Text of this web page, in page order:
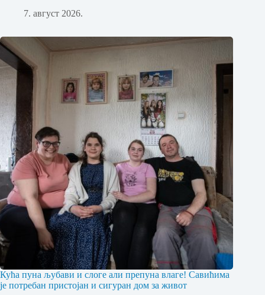
7. август 2026.
Кућа пуна љубави и слоге али препуна влаге! Савићима
је потребан пристојан и сигуран дом за живот